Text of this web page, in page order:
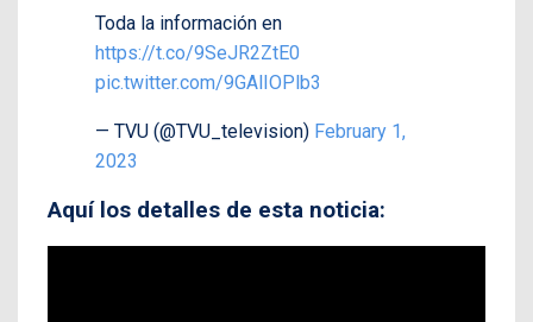
Toda la información en
https://t.co/9SeJR2ZtE0
pic.twitter.com/9GAlIOPlb3
— TVU (@TVU_television) February 1,
2023
Aquí los detalles de esta noticia: